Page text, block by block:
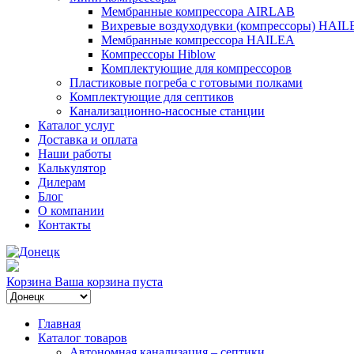
Мембранные компрессора AIRLAB
Вихревые воздуходувки (компрессоры)
Мембранные компрессора HAILEA
Компрессоры Hiblow
Комплектующие для компрессоров
Пластиковые погреба с готовыми полками
Комплектующие для септиков
Канализационно-насосные станции
Каталог услуг
Доставка и оплата
Наши работы
Калькулятор
Дилерам
Блог
О компании
Контакты
Корзина Ваша корзина пуста
Главная
Каталог товаров